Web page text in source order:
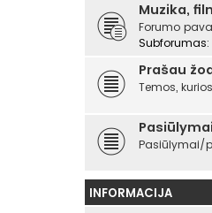
Muzika,
Forumo
Subforumas:
Prašau
Temos,
Pasiūlymai/
INFORMACIJA